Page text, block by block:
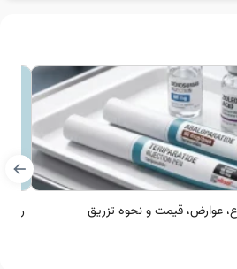
عوارض، قیمت و نحوه تزریق